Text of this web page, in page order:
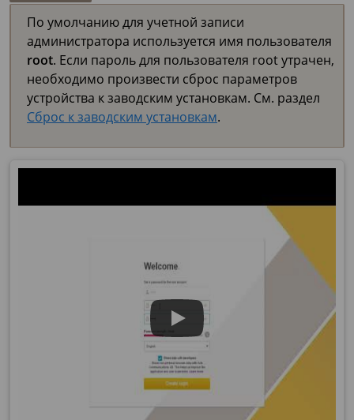
По умолчанию для учетной записи
администратора используется имя пользователя
root. Если пароль для пользователя root утрачен,
необходимо произвести сброс параметров
устройства к заводским установкам. См. раздел
Сброс к заводским установкам.